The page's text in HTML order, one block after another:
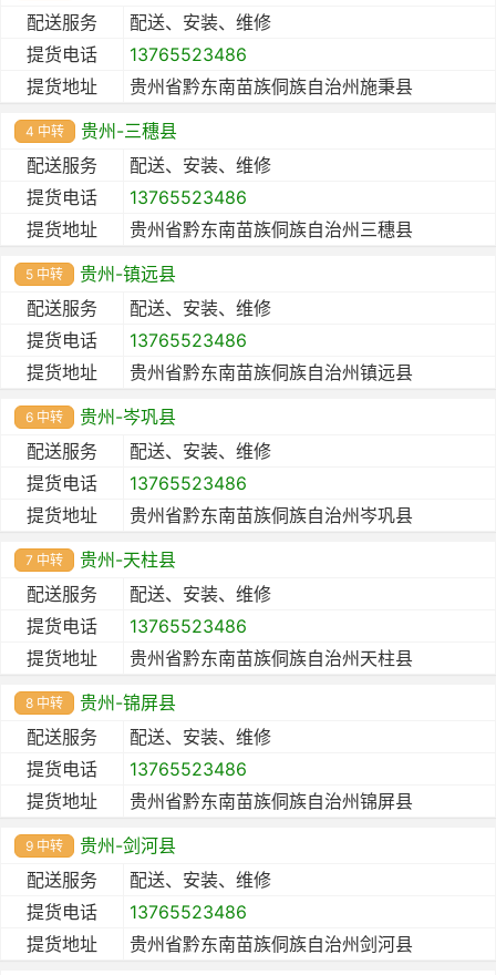
配送服务
配送、安装、维修
提货电话
13765523486
提货地址
贵州省黔东南苗族侗族自治州施秉县
4 中转
贵州-三穗县
配送服务
配送、安装、维修
提货电话
13765523486
提货地址
贵州省黔东南苗族侗族自治州三穗县
5 中转
贵州-镇远县
配送服务
配送、安装、维修
提货电话
13765523486
提货地址
贵州省黔东南苗族侗族自治州镇远县
6 中转
贵州-岑巩县
配送服务
配送、安装、维修
提货电话
13765523486
提货地址
贵州省黔东南苗族侗族自治州岑巩县
7 中转
贵州-天柱县
配送服务
配送、安装、维修
提货电话
13765523486
提货地址
贵州省黔东南苗族侗族自治州天柱县
8 中转
贵州-锦屏县
配送服务
配送、安装、维修
提货电话
13765523486
提货地址
贵州省黔东南苗族侗族自治州锦屏县
9 中转
贵州-剑河县
配送服务
配送、安装、维修
提货电话
13765523486
提货地址
贵州省黔东南苗族侗族自治州剑河县